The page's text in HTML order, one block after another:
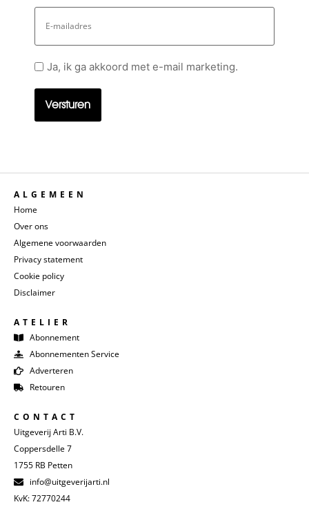
E-
mailadres
GeenJa, ik ga akkoord met e-mail marketing.
ALGEMEEN
Home
Over ons
Algemene voorwaarden
Privacy statement
Cookie policy
Disclaimer
ATELIER
Abonnement
Abonnementen Service
Adverteren
Retouren
CONTACT
Uitgeverij Arti B.V.
Coppersdelle 7
1755 RB Petten
info@uitgeverijarti.nl
KvK: 72770244